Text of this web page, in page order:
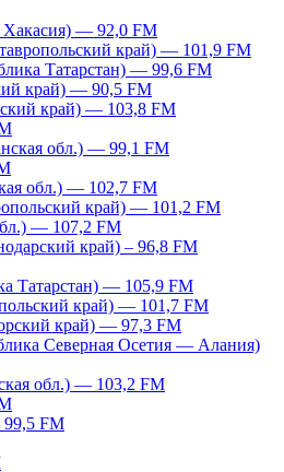
Хакасия) — 92,0 FM
край) — 101,9 FM
Татарстан) — 99,6 FM
край) — 90,5 FM
край) — 103,8 FM
обл.) — 99,1 FM
обл.) — 102,7 FM
край) — 101,2 FM
— 107,2 FM
край) – 96,8 FM
Татарстан) — 105,9 FM
край) — 101,7 FM
край) — 97,3 FM
Северная Осетия — Алания)
обл.) — 103,2 FM
FM